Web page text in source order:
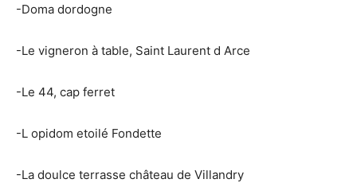
-Doma dordogne
-Le vigneron à table, Saint Laurent d Arce
-Le 44, cap ferret
-L opidom etoilé Fondette
-La doulce terrasse château de Villandry